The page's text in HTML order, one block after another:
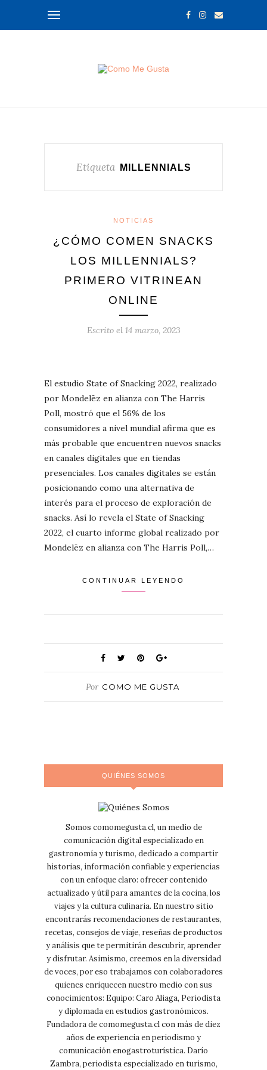
Etiqueta MILLENNIALS
NOTICIAS
¿CÓMO COMEN SNACKS
LOS MILLENNIALS?
PRIMERO VITRINEAN
ONLINE
Escrito el 14 marzo, 2023
El estudio State of Snacking 2022, realizado
por Mondelēz en alianza con The Harris
Poll, mostró que el 56% de los
consumidores a nivel mundial afirma que es
más probable que encuentren nuevos snacks
en canales digitales que en tiendas
presenciales. Los canales digitales se están
posicionando como una alternativa de
interés para el proceso de exploración de
snacks. Así lo revela el State of Snacking
2022, el cuarto informe global realizado por
Mondelēz en alianza con The Harris Poll,…
CONTINUAR LEYENDO
Por COMO ME GUSTA
QUIÉNES SOMOS
Somos comomegusta.cl, un medio de
comunicación digital especializado en
gastronomía y turismo, dedicado a compartir
historias, información confiable y experiencias
con un enfoque claro: ofrecer contenido
actualizado y útil para amantes de la cocina, los
viajes y la cultura culinaria. En nuestro sitio
encontrarás recomendaciones de restaurantes,
recetas, consejos de viaje, reseñas de productos
y análisis que te permitirán descubrir, aprender
y disfrutar. Asimismo, creemos en la diversidad
de voces, por eso trabajamos con colaboradores
quienes enriquecen nuestro medio con sus
conocimientos: Equipo: Caro Aliaga, Periodista
y diplomada en estudios gastronómicos.
Fundadora de comomegusta.cl con más de diez
años de experiencia en periodismo y
comunicación enogastroturística. Darío
Zambra, periodista especializado en turismo,